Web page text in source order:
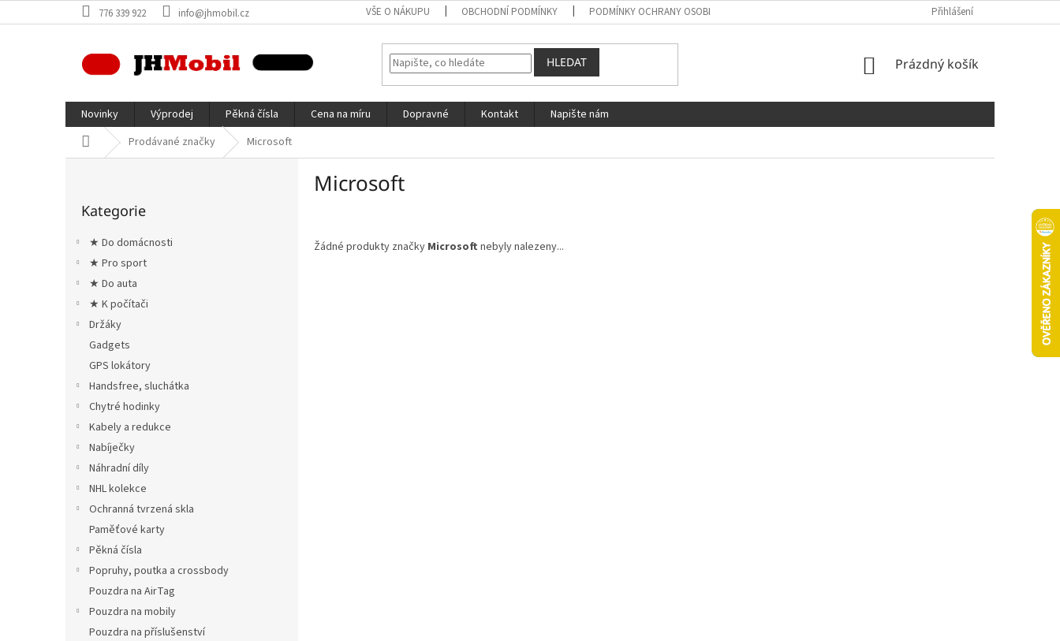
na
776 339 922 info@jhmobil.cz VŠE O NÁKUPU OBCHODNÍ PODMÍNKY PODMÍNKY OCHRANY OSOBNÍCH ÚDAJŮ Přihlášení
HLEDAT
NÁKUPNÍ
Prázdný košík
Novinky Výprodej Pěkná čísla Cena na míru Dopravné Kontakt
Napište nám
Domů Prodávané značky Microsoft
kategorie
Kategorie
★ Do domácnosti
★ Pro sport
★ Do auta
★ K počítači
Držáky
Gadgets
GPS lokátory
Handsfree, sluchátka
Chytré hodinky
Kabely a redukce
Nabíječky
Náhradní díly
NHL kolekce
Ochranná tvrzená skla
Paměťové karty
Pěkná čísla
Popruhy, poutka a crossbody
Pouzdra na AirTag
Pouzdra na mobily
Pouzdra na příslušenství
Microsoft
Žádné produkty značky Microsoft nebyly nalezeny...